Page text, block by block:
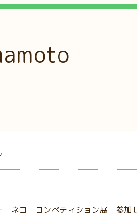
ネコ コンペティション展 参加